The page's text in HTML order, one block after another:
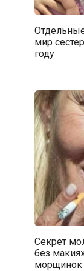
мир
году
Секрет
без
морщинок